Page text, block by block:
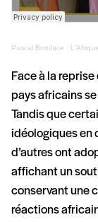
Pascal Boniface ·
Face à la
pays africains
Tandis que
idéologiques en
d’autres ont
affichant un
conservant une
réactions